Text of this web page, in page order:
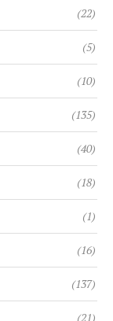
(22)
(5)
(10)
(135)
(40)
(18)
(1)
(16)
(137)
(21)